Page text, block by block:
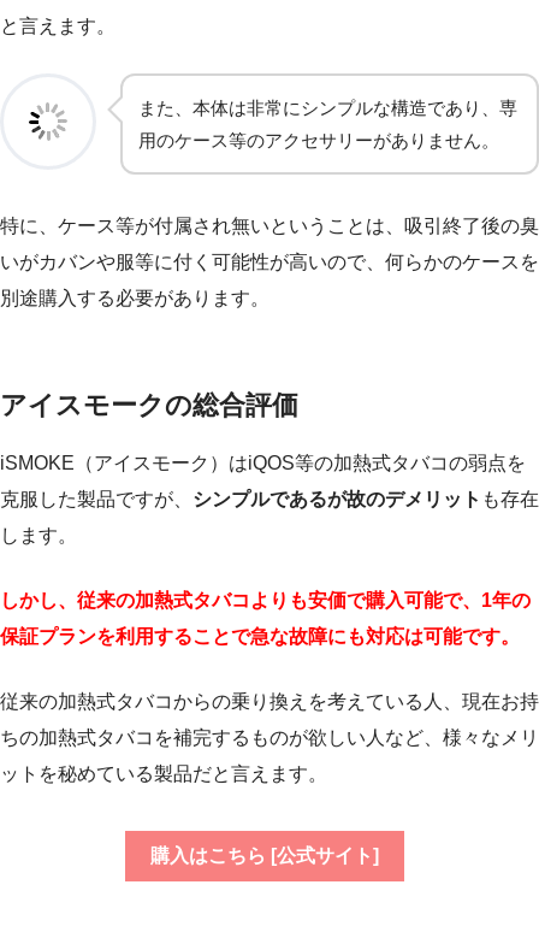
と言えます。
また、本体は非常にシンプルな構造であり、専
用のケース等のアクセサリーがありません。
特に、ケース等が付属され無いということは、吸引終了後の臭
いがカバンや服等に付く可能性が高いので、何らかのケースを
別途購入する必要があります。
アイスモークの総合評価
iSMOKE（アイスモーク）はiQOS等の加熱式タバコの弱点を
克服した製品ですが、 シンプルであるが故のデメリット も存在
します。
しかし、従来の加熱式タバコよりも安価で購入可能で、1年の
保証プランを利用することで急な故障にも対応は可能です。
従来の加熱式タバコからの乗り換えを考えている人、現在お持
ちの加熱式タバコを補完するものが欲しい人など、様々なメリ
ットを秘めている製品だと言えます。
購入はこちら [公式サイト]